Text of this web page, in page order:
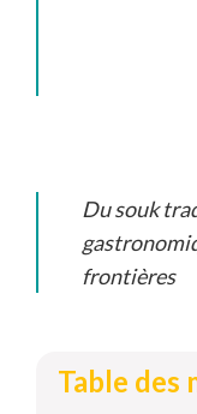
Du souk
frontières
Table des